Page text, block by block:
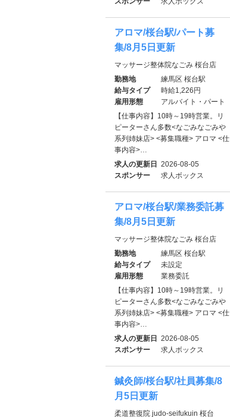
アロマ/桜台駅/パート募
集/8月5日更新
マッサージ整体院なごみ 桜台店
勤務地
練馬区 桜台駅
給与タイプ
時給1,226円
雇用形態
アルバイト・パート
【仕事内容】10時～19時営業。リ
ピーターさん多数<なごみなごみや
系列姉妹店> <募集職種> アロマ <仕
事内容>…
求人の更新日 2026-08-05
スポンサー
求人ボックス
アロマ/桜台駅/業務委託募
集/8月5日更新
マッサージ整体院なごみ 桜台店
勤務地
練馬区 桜台駅
給与タイプ
未設定
雇用形態
業務委託
【仕事内容】10時～19時営業。リ
ピーターさん多数<なごみなごみや
系列姉妹店> <募集職種> アロマ <仕
事内容>…
求人の更新日 2026-08-05
スポンサー
求人ボックス
鍼灸師/桜台駅/社員募集/8
月5日更新
柔道整復院 judo-seifukuin 桜台